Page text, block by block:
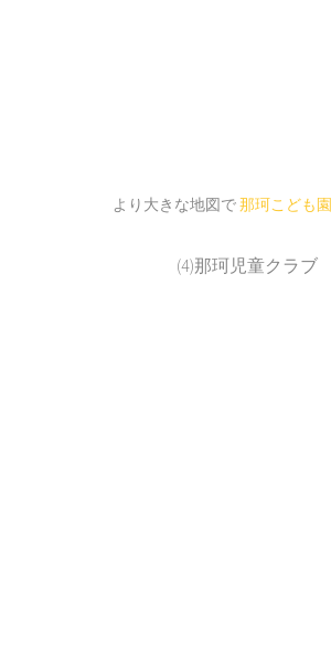
より大きな地図で那珂こども園
(4)那珂児童クラブ